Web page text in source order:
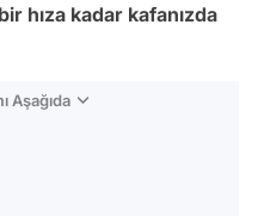
hıza kadar kafanızda
Aşağıda